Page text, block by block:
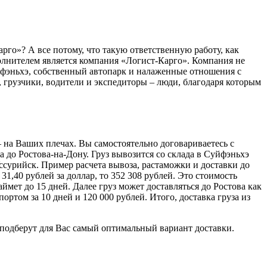
А все потому, что такую ответственную работу, как
является компания «Логист-Карго». Компания не
собственный автопарк и налаженные отношения с
водители и экспедиторы – люди, благодаря которым
Ваших плечах. Вы самостоятельно договариваетесь с
Ростова-на-Дону. Груз вывозится со склада в Суйфэньхэ
Пример расчета вывоза, растаможки и доставки до
рублей за доллар, то 352 308 рублей. Это стоимость
до 15 дней. Далее груз может доставляться до Ростова как
за 10 дней и 120 000 рублей. Итого, доставка груза из
для Вас самый оптимальный вариант доставки.